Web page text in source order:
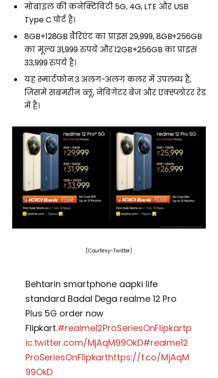
मोबाइल की कनेक्टिविटी 5G, 4G, LTE और USB
Type C पोर्ट है।
8GB+128GB वैरिएंट का प्राइस 29,999, 8GB+256GB
का मूल्य 31,999 रुपये और 12GB+256GB का प्राइस
33,999 रुपये है।
यह स्मार्टफोन 3 अलग-अलग कलर में उपलब्ध है,
जिसमें सबमरीन ब्लू, नेविगेटर बेज और एक्स्प्लोरर रेड
में है।
(Courtesy-Twitter)
Behtarin smartphone aapki life
standard Badal Dega realme 12 Pro
Plus 5G order now
Flipkart.#realme12ProSeriesOnFlipkartp
ic.twitter.com/MjAqM99OkD#realme12
ProSeriesOnFlipkarthttps://t.co/MjAqM
99OkD